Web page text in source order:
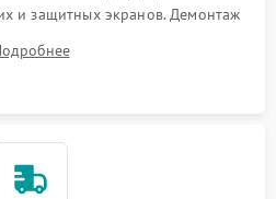
и защитных экранов. Демонтаж
для прямого доступа к
плате и вентиляторам.